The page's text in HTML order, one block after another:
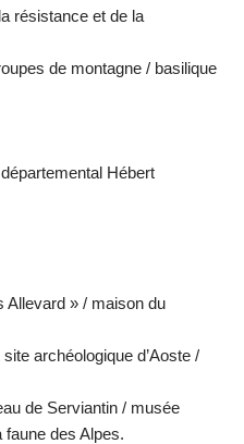
résistance et de la
de montagne / basilique
Hébert
Allevard » / maison du
archéologique d’Aoste /
de Serviantin / musée
des Alpes.